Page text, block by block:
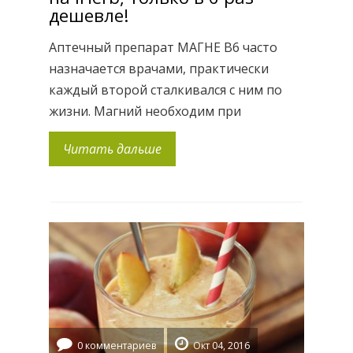
дешевле!
Аптечный препарат МАГНЕ В6 часто
назначается врачами, практически
каждый второй сталкивался с ним по
жизни. Магний необходим при
беременности, когда есть угроза
прерывания, повышенный тонус матки,
взрослым, которые жалуются на
повышенную утомляемость и
раздражительность, нарушение сна,
учащенное сердцебиение, мышечные
боли. Витамин […]
Читать дальше
0 комментариев Окт 04, 2016